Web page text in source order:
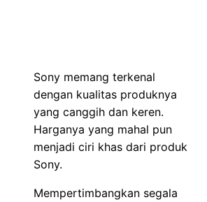
Sony memang terkenal
dengan kualitas produknya
yang canggih dan keren.
Harganya yang mahal pun
menjadi ciri khas dari produk
Sony.
Mempertimbangkan segala